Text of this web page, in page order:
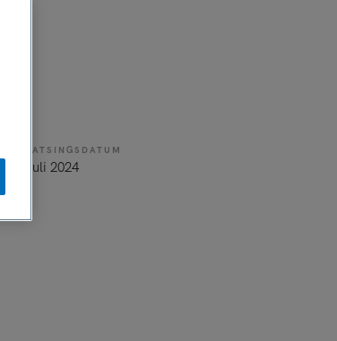
PLAATSINGSDATUM
13 juli 2024